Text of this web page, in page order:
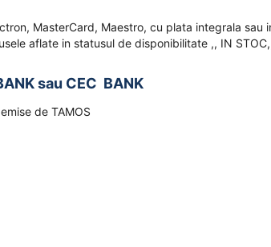
MasterCard, Maestro, cu plata integrala sau
aflate in statusul de disponibilitate ,, IN
sau CEC BANK
de TAMOS